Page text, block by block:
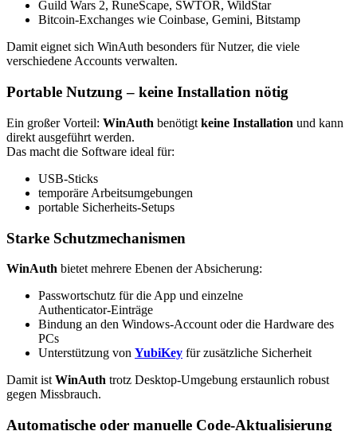
Guild Wars 2, RuneScape, SWTOR, WildStar
Bitcoin‑Exchanges wie Coinbase, Gemini, Bitstamp
Damit eignet sich WinAuth besonders für Nutzer, die viele
verschiedene Accounts verwalten.
Portable Nutzung – keine Installation nötig
Ein großer Vorteil: WinAuth benötigt keine Installation und kann
direkt ausgeführt werden.
Das macht die Software ideal für:
USB‑Sticks
temporäre Arbeitsumgebungen
portable Sicherheits-Setups
Starke Schutzmechanismen
WinAuth bietet mehrere Ebenen der Absicherung:
Passwortschutz für die App und einzelne
Authenticator‑Einträge
Bindung an den Windows‑Account oder die Hardware des
PCs
Unterstützung von YubiKey für zusätzliche Sicherheit
Damit ist WinAuth trotz Desktop‑Umgebung erstaunlich robust
gegen Missbrauch.
Automatische oder manuelle Code‑Aktualisierung